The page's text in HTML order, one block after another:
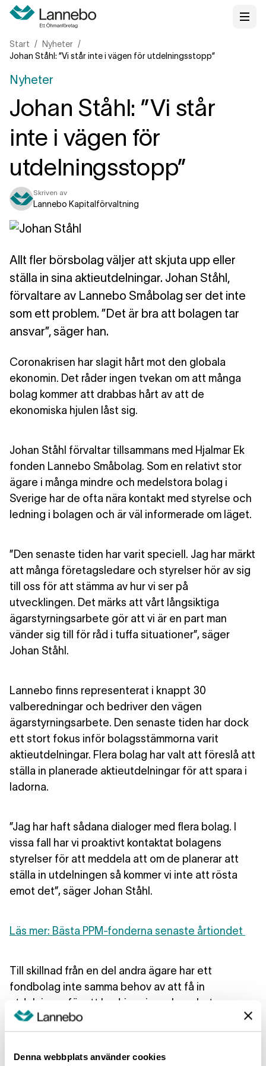
Denna webbplats använder cookies
Start
Nyheter
Johan Ståhl: ”Vi står inte i vägen för utdelningsstopp”
Nyheter
Johan Ståhl: ”Vi står
inte i vägen för
utdelningsstopp”
Skriven av
Lannebo Kapitalförvaltning
Allt fler börsbolag väljer att skjuta upp eller
ställa in sina aktieutdelningar. Johan Ståhl,
förvaltare av Lannebo Småbolag ser det inte
som ett problem. ”Det är bra att bolagen tar
ansvar”, säger han.
Coronakrisen har slagit hårt mot den globala
ekonomin. Det råder ingen tvekan om att många
bolag kommer att drabbas hårt av att de
ekonomiska hjulen låst sig.
Johan Ståhl förvaltar tillsammans med Hjalmar Ek
fonden Lannebo Småbolag. Som en relativt stor
ägare i många mindre och medelstora bolag i
Sverige har de ofta nära kontakt med styrelse och
ledning i bolagen och är väl informerade om läget.
”Den senaste tiden har varit speciell. Jag har märkt
att många företagsledare och styrelser hör av sig
till oss för att stämma av hur vi ser på
utvecklingen. Det märks att vårt långsiktiga
ägarstyrningsarbete gör att vi är en part man
vänder sig till för råd i tuffa situationer”, säger
Johan Ståhl.
Lannebo finns representerat i knappt 30
valberedningar och bedriver den vägen
ägarstyrningsarbete. Den senaste tiden har dock
ett stort fokus inför bolagsstämmorna varit
aktieutdelningar. Flera bolag har valt att föreslå att
ställa in planerade aktieutdelningar för att spara i
ladorna.
”Jag har haft sådana dialoger med flera bolag. I
vissa fall har vi proaktivt kontaktat bolagens
styrelser för att meddela att om de planerar att
ställa in utdelningen så kommer vi inte att rösta
emot det”, säger Johan Ståhl.
Läs mer: Bästa PPM-fonderna senaste årtiondet
Till skillnad från en del andra ägare har ett
fondbolag inte samma behov av att få in
utdelningar för att bedriva sin verksamhet.
ekonomiska förutsättningarna för att skapa